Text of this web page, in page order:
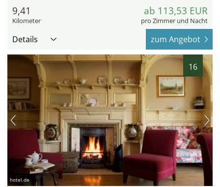
9,41
Kilometer
ab 113,53 EUR
pro Zimmer und Nacht
Details zum Angebot
16
hotel.de